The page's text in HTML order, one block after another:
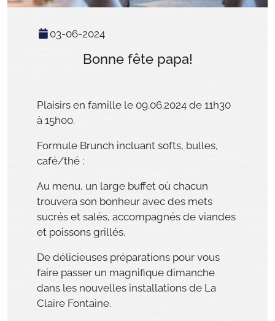
03-06-2024
Bonne fête papa!
Plaisirs en famille le 09.06.2024 de 11h30
à 15h00.
Formule Brunch incluant softs, bulles,
café/thé :
Au menu, un large buffet où chacun
trouvera son bonheur avec des mets
sucrés et salés, accompagnés de viandes
et poissons grillés.
De délicieuses préparations pour vous
faire passer un magnifique dimanche
dans les nouvelles installations de La
Claire Fontaine.